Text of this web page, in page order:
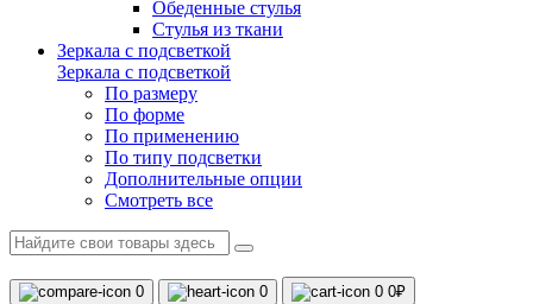
Обеденные стулья
Стулья из ткани
Зеркала с подсветкой
Зеркала с подсветкой
По размеру
По форме
По применению
По типу подсветки
Дополнительные опции
Смотреть все
0 0 0 0₽